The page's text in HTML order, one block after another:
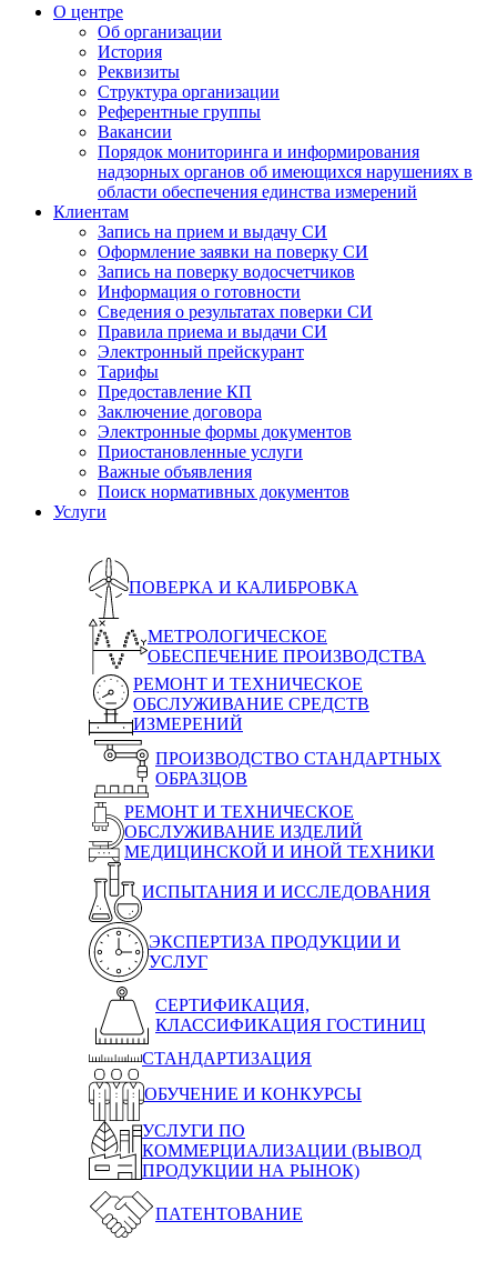
О центре
Об организации
История
Реквизиты
Структура организации
Референтные группы
Вакансии
Порядок мониторинга и информирования
надзорных органов об имеющихся нарушениях в
области обеспечения единства измерений
Клиентам
Запись на прием и выдачу СИ
Оформление заявки на поверку СИ
Запись на поверку водосчетчиков
Информация о готовности
Сведения о результатах поверки СИ
Правила приема и выдачи СИ
Электронный прейскурант
Тарифы
Предоставление КП
Заключение договора
Электронные формы документов
Приостановленные услуги
Важные объявления
Поиск нормативных документов
Услуги
ПОВЕРКА И КАЛИБРОВКА
МЕТРОЛОГИЧЕСКОЕ
ОБЕСПЕЧЕНИЕ ПРОИЗВОДСТВА
РЕМОНТ И ТЕХНИЧЕСКОЕ
ОБСЛУЖИВАНИЕ СРЕДСТВ
ИЗМЕРЕНИЙ
ПРОИЗВОДСТВО СТАНДАРТНЫХ
ОБРАЗЦОВ
РЕМОНТ И ТЕХНИЧЕСКОЕ
ОБСЛУЖИВАНИЕ ИЗДЕЛИЙ
МЕДИЦИНСКОЙ И ИНОЙ ТЕХНИКИ
ИСПЫТАНИЯ И ИССЛЕДОВАНИЯ
ЭКСПЕРТИЗА ПРОДУКЦИИ И
УСЛУГ
СЕРТИФИКАЦИЯ,
КЛАССИФИКАЦИЯ ГОСТИНИЦ
СТАНДАРТИЗАЦИЯ
ОБУЧЕНИЕ И КОНКУРСЫ
УСЛУГИ ПО
КОММЕРЦИАЛИЗАЦИИ (ВЫВОД
ПРОДУКЦИИ НА РЫНОК)
ПАТЕНТОВАНИЕ